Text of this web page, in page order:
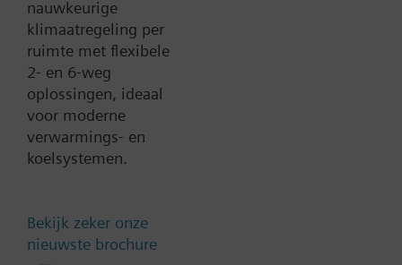
Documenten
Technische samenvatting
Enkele selecteerbare
accessoires
nauwkeurige
klimaatregeling per
ruimte met flexibele
2- en 6-weg
oplossingen, ideaal
voor moderne
verwarmings- en
koelsystemen.
Bekijk zeker onze
nieuwste brochure